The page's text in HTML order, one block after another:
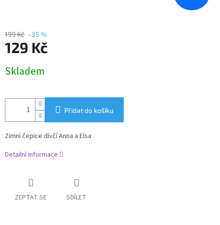
199 Kč –35 %
129 Kč
cena:
Skladem
Přidat do košíku
Zimní čepice dívčí Anna a Elsa
Detailní informace
ZEPTAT SE SDÍLET